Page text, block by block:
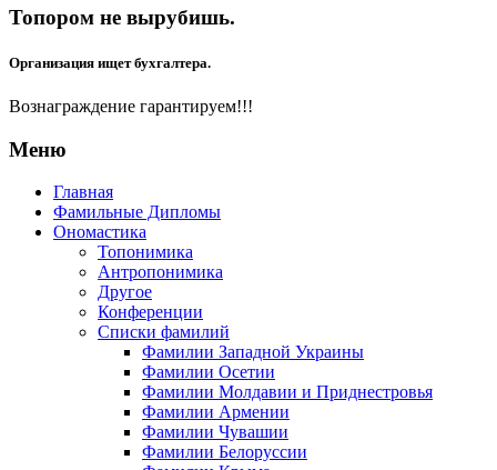
Топором не вырубишь.
Организация ищет бухгалтера.
Вознаграждение гарантируем!!!
Меню
Главная
Фамильные Дипломы
Ономастика
Топонимика
Антропонимика
Другое
Конференции
Списки фамилий
Фамилии Западной Украины
Фамилии Осетии
Фамилии Молдавии и Приднестровья
Фамилии Армении
Фамилии Чувашии
Фамилии Белоруссии